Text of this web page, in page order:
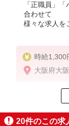
「正職員」
合わせて
様々な求人を
時給1,300
※勤務日
大阪府大
20件のこの求